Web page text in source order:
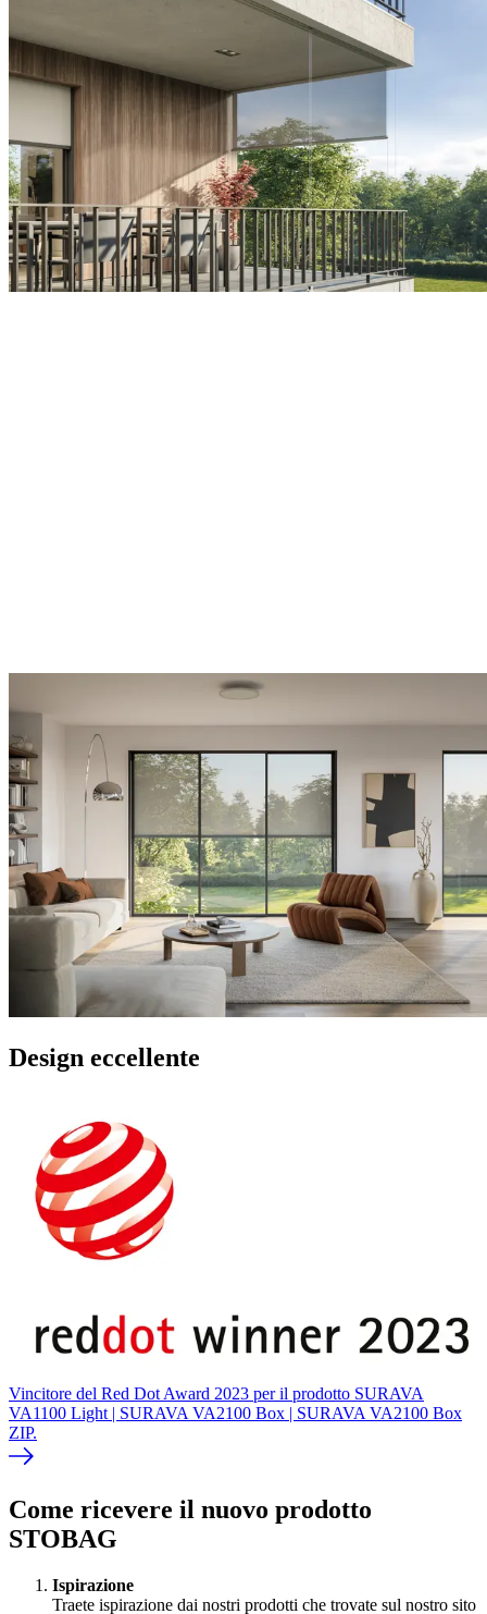
Design eccellente
Vincitore del Red Dot Award 2023 per il prodotto SURAVA
VA1100 Light | SURAVA VA2100 Box | SURAVA VA2100 Box
ZIP.
Come ricevere il nuovo prodotto
STOBAG
Ispirazione
Traete ispirazione dai nostri prodotti che trovate sul nostro sito